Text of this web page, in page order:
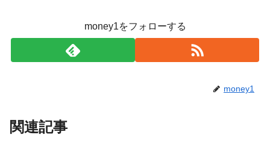
money1をフォローする
money1
関連記事